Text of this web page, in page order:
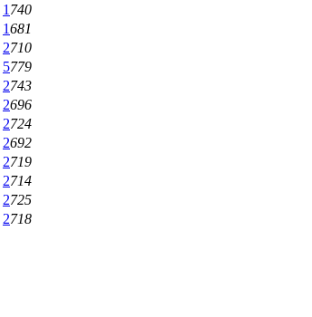
1 740
1681
2710
5779
2743
2696
2724
2692
2719
2714
2725
2718